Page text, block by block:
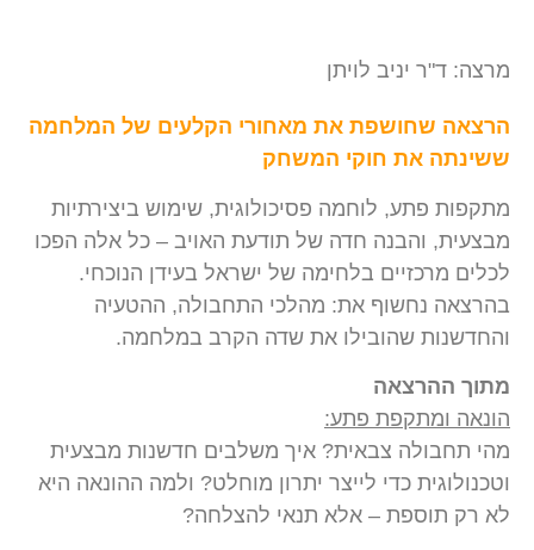
מרצה: ד"ר יניב לויתן
הרצאה שחושפת את מאחורי הקלעים של המלחמה
ששינתה את חוקי המשחק
מתקפות פתע, לוחמה פסיכולוגית, שימוש ביצירתיות
מבצעית, והבנה חדה של תודעת האויב – כל אלה הפכו
לכלים מרכזיים בלחימה של ישראל בעידן הנוכחי.
בהרצאה נחשוף את: מהלכי התחבולה, ההטעיה
והחדשנות שהובילו את שדה הקרב במלחמה.
מתוך ההרצאה
הונאה ומתקפת פתע:
מהי תחבולה צבאית? איך משלבים חדשנות מבצעית
וטכנולוגית כדי לייצר יתרון מוחלט? ולמה ההונאה היא
לא רק תוספת – אלא תנאי להצלחה?